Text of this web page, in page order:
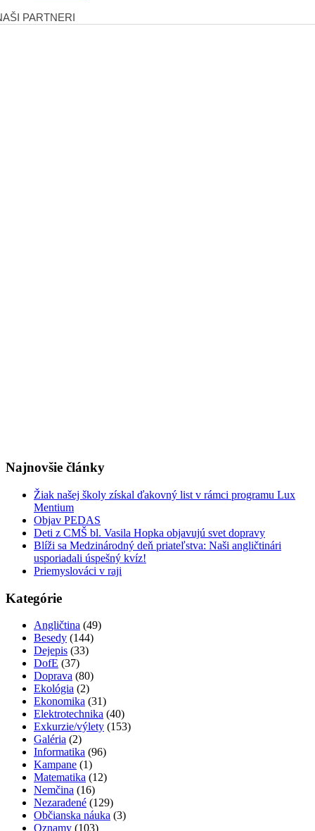
Najnovšie články
Žiak našej školy získal ďakovný list v rámci programu Lux
Mentium
Objav PEDAS
Deti z CMŠ bl. Vasila Hopka objavujú svet dopravy
Blíži sa Medzinárodný deň priateľstva: Naši angličtinári
usporiadali úspešný kvíz!
Priemyslováci v raji
Kategórie
Angličtina (49)
Besedy (144)
Dejepis (33)
DofE (37)
Doprava (80)
Ekológia (2)
Ekonomika (31)
Elektrotechnika (40)
Exkurzie/výlety (153)
Galéria (2)
Informatika (96)
Kampane (1)
Matematika (12)
Nemčina (16)
Nezaradené (129)
Občianska náuka (3)
Oznamy (103)